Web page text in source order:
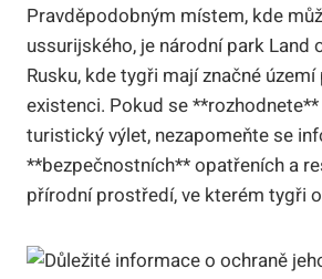
Pravděpodobným místem, kde
ussurijského, je národní park Land
Rusku, kde tygři mají značné
existenci. Pokud se
turistický výlet, nezapomeňte se
**bezpečnostních** opatřeních a
přírodní prostředí, ve kterém tygři